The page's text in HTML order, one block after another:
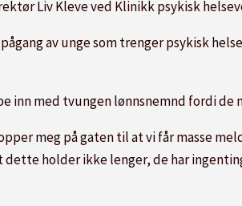
Liv Kleve ved Klinikk psykisk
av unge som trenger psykisk
inn med tvungen lønnsnemnd fordi de
meg på gaten til at vi får masse
holder ikke lenger, de har